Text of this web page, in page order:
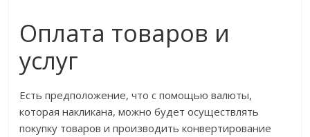
Оплата товаров и
услуг
Есть предположение, что с помощью валюты,
которая накликана, можно будет осуществлять
покупку товаров и производить конвертирование